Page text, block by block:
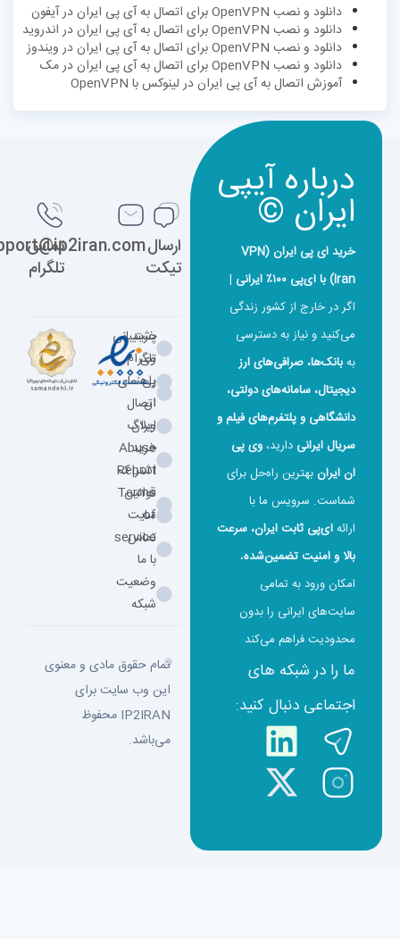
دانلود و نصب OpenVPN برای اتصال به آی پی ایران در آیفون
دانلود و نصب OpenVPN برای اتصال به آی پی ایران در اندروید
دانلود و نصب OpenVPN برای اتصال به آی پی ایران در ویندوز
دانلود و نصب OpenVPN برای اتصال به آی پی ایران در مک
آموزش اتصال به آی پی ایران در لینوکس با OpenVPN
درباره آیپی
ایران ©
خرید ای پی ایران (VPN
|
اگر در خارج از کشور زندگی
می‌کنید و نیاز به دسترسی
بانک‌ها، صرافی‌های ارز
دیجیتال، سامانه‌های دولتی،
دانشگاهی و پلتفرم‌های فیلم و
سریال ایرانیدارید،وی‌ پی‌
ان ایرانبهترین راه‌حل برای
شماست. سرویس ما با
آی‌پی ثابت ایران، سرعت
بالا و امنیت تضمین‌شده،
امکان ورود به تمامی
سایت‌های ایرانی را بدون
محدودیت فراهم می‌کند
ما را در شبکه های
اجتماعی دنبال کنید:
ارسال
تیکت
support@ip2iran.com
تماس
تلگرام
خرید
وی
پی
ان
ایران
خرید
اشتراک
قوانین
سایت
تماس
با ما
وضعیت
شبکه
پشتیبانی
تلگرام
راهنمای
اتصال
وبلاگ
Abuse
Report
Terms
of
service
تمام حقوق مادی و معنوی
این وب سایت برای
IP2IRAN محفوظ
می‌باشد.